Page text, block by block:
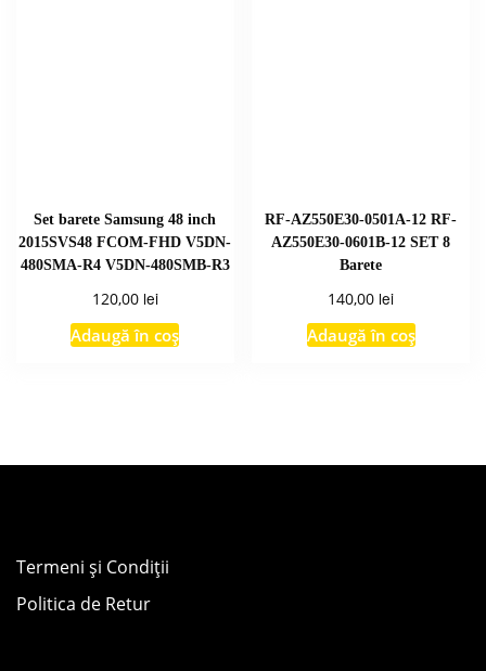
Set barete Samsung 48 inch
2015SVS48 FCOM-FHD V5DN-
480SMA-R4 V5DN-480SMB-R3
120,00 lei
Adaugă în coș
RF-AZ550E30-0501A-12 RF-
AZ550E30-0601B-12 SET 8
Barete
140,00 lei
Adaugă în coș
Termeni și Condiții
Politica de Retur